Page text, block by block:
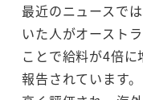
最近のニュースで
いた人がオースト
ことで給料が4倍
報告されています